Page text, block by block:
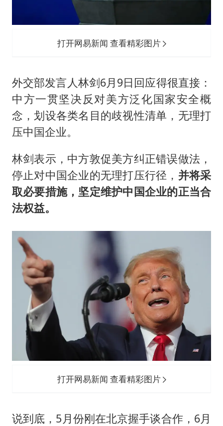
打开网易新闻 查看精彩图片
外交部发言人林剑6月9日回应得很直接：
中方一贯坚决反对美方泛化国家安全概
念，划设各类名目的歧视性清单，无理打
压中国企业。
林剑表示，中方敦促美方纠正错误做法，
停止对中国企业的无理打压行径， 并将采
取必要措施，坚定维护中国企业的正当合
法权益。
打开网易新闻 查看精彩图片
说到底，5月份刚在北京握手谈合作，6月